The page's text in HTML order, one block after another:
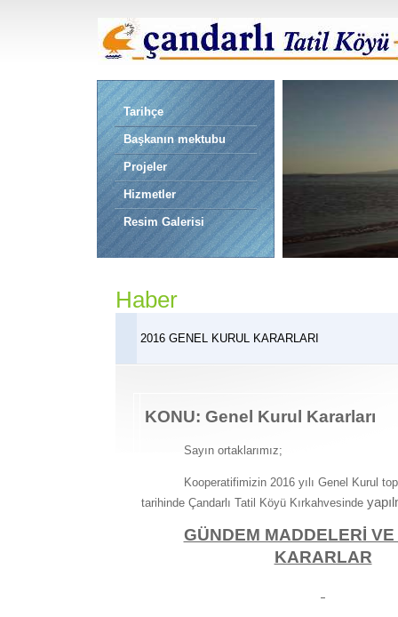
Tarihçe
Başkanın mektubu
Projeler
Hizmetler
Resim Galerisi
Haber
2016 GENEL KURUL KARARLARI
KONU: Genel Kurul Kararları
Sayın ortaklarımız;
Kooperatifimizin 2016 yılı Genel Kurul
tarihinde Çandarlı Tatil Köyü Kırkahvesinde
GÜNDEM MADDELERİ
KARARLAR